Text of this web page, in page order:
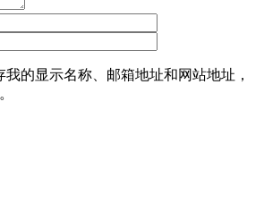
的显示名称、邮箱地址和网站地址，